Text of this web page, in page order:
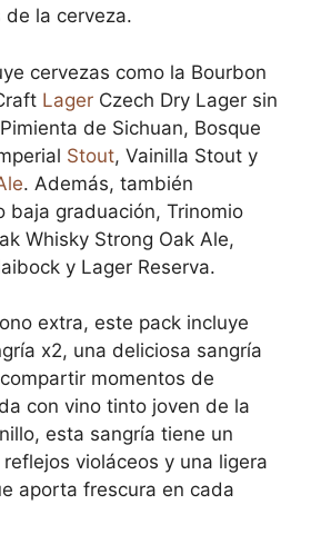
de la cerveza.
cervezas como la Bourbon
Lager Czech Dry Lager sin
de Sichuan, Bosque
Stout, Vainilla Stout y
. Además, también
baja graduación, Trinomio
Whisky Strong Oak Ale,
y Lager Reserva.
extra, este pack incluye
x2, una deliciosa sangría
momentos de
con vino tinto joven de la
esta sangría tiene un
violáceos y una ligera
aporta frescura en cada